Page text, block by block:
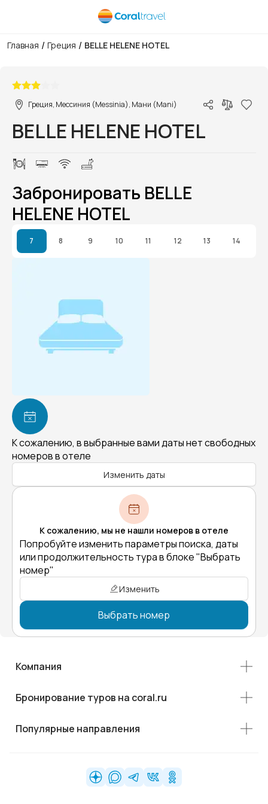
Главная / Греция / BELLE HELENE HOTEL
Греция, Мессиния (Messinia), Мани (Mani)
BELLE HELENE HOTEL
Забронировать BELLE
HELENE HOTEL
7 8 9 10 11 12 13 14
К сожалению, в выбранные вами даты нет свободных
номеров в отеле
Изменить даты
К сожалению, мы не нашли номеров в отеле
Попробуйте изменить параметры поиска, даты
или продолжительность тура в блоке "Выбрать
номер"
Изменить
Выбрать номер
Компания
Бронирование туров на coral.ru
Популярные направления